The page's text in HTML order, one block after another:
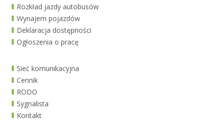
Rozkład jazdy autobusów
Wynajem pojazdów
Deklaracja dostępności
Ogłoszenia o pracę
Sieć komunikacyjna
Cennik
RODO
Sygnalista
Kontakt